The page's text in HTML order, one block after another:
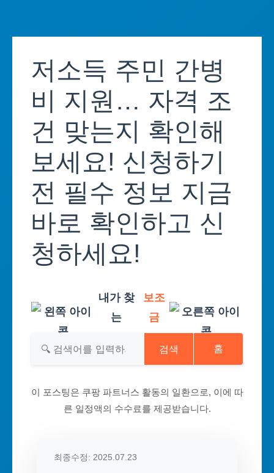
content저소득 주민 간병
비 지원… 자격 조
건 맞는지 확인해
보세요! 신청하기
전 필수 정보 지금
바로 확인하고 신
청하세요!
내가 찾
는
보조
금
검색 홈
이 포스팅은 쿠팡 파트너스 활동의 일환으로, 이에 따
른 일정액의 수수료를 제공받습니다.
최종수정: 2025.07.23